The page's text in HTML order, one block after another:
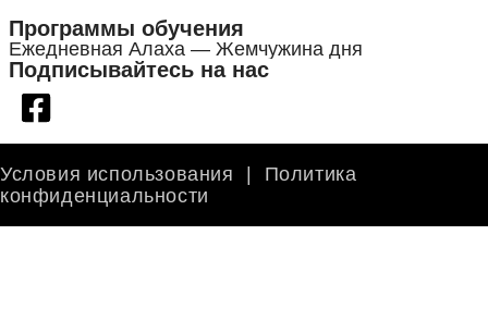
Программы обучения
Ежедневная Алаха — Жемчужина дня
Подписывайтесь на нас
Условия использования | Политика
конфиденциальности